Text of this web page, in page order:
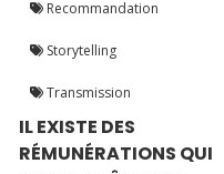
IL EXISTE DES
RÉMUNÉRATIONS QUI
Recommandation
Storytelling
Transmission